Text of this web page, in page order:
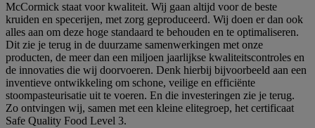
McCormick staat voor kwaliteit. Wij gaan altijd voor de beste
kruiden en specerijen, met zorg geproduceerd. Wij doen er dan ook
alles aan om deze hoge standaard te behouden en te optimaliseren.
Dit zie je terug in de duurzame samenwerkingen met onze
producten, de meer dan een miljoen jaarlijkse kwaliteitscontroles en
de innovaties die wij doorvoeren. Denk hierbij bijvoorbeeld aan een
inventieve ontwikkeling om schone, veilige en efficiënte
stoompasteurisatie uit te voeren. En die investeringen zie je terug.
Zo ontvingen wij, samen met een kleine elitegroep, het certificaat
Safe Quality Food Level 3.